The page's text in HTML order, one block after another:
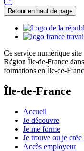
Retour en haut de page
Ce service numérique
Région Île-de-France
formations en Île-de-
Île-de-France
Accueil
Je découvre
Je me forme
Je trouve ou je
Accès employeur